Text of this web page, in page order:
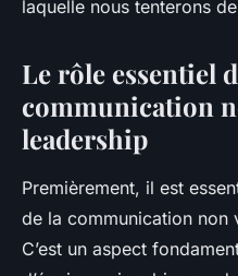
laquelle nous tenterons
Le rôle essentiel
communication
leadership
Premièrement, il est
de la communication non
C’est un aspect